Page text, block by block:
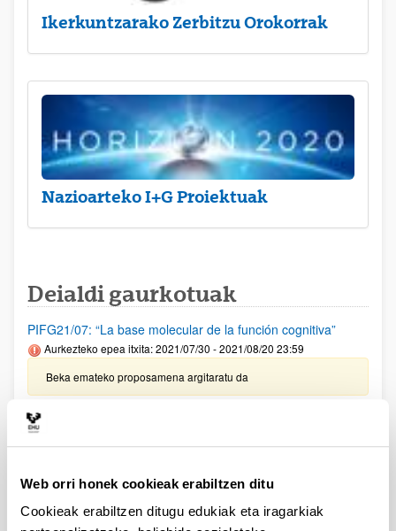
Web orri honek cookieak erabiltzen ditu
Cookieak erabiltzen ditugu edukiak eta iragarkiak
Ikerkuntzarako Zerbitzu Orokorrak
Nazioarteko I+G Proiektuak
Deialdi gaurkotuak
PIFG21/07: “La base molecular de la función cognitiva”
Aurkezteko epea itxita: 2021/07/30 - 2021/08/20 23:59
Beka emateko proposamena argitaratu da
PIFG21/04: “Desarrollo de materiales poliméricos con
memoria de forma”
Beka emateko proposamena argitaratu da
PIFG21/05: “Desarrollo de biomateriales dinámicos.”